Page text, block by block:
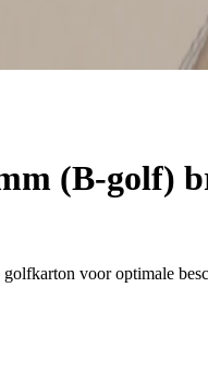
(B-golf)
voor optimale